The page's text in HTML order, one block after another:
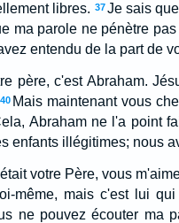
libres. 37Je sais
ma parole ne pénètre
entendu de la part de
père, c'est Abraham.
40 Mais maintenant vous
Abraham ne l'a point
enfants illégitimes; nous
votre Père, vous
même, mais c'est lui qui
ne pouvez écouter ma